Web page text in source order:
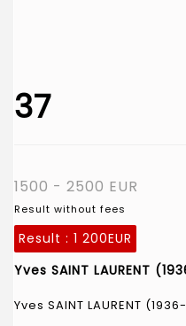
37
1500 - 2500 EUR
Result without fees
Result : 1 200EUR
Yves SAINT LAURENT
Yves SAINT LAURENT